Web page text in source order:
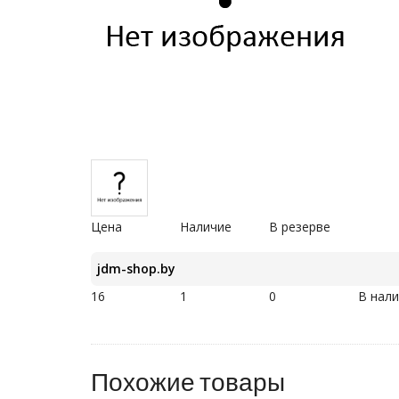
Цена Наличие В резерве
jdm-shop.by
16
1 0 В
Похожие товары